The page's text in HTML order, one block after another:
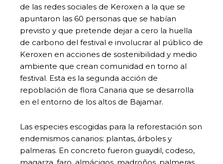
de las redes sociales de Keroxen a la que se
apuntaron las 60 personas que se habían
previsto y que pretende dejar a cero la huella
de carbono del festival e involucrar al público de
Keroxen en acciones de sostenibilidad y medio
ambiente que crean comunidad en torno al
festival. Esta es la segunda acción de
repoblación de flora Canaria que se desarrolla
en el entorno de los altos de Bajamar.
Las especies escogidas para la reforestación son
endemismos canarios: plantas, árboles y
palmeras. En concreto fueron guaydil, codeso,
magarza, faro, almácigos, madroños, palmeras,